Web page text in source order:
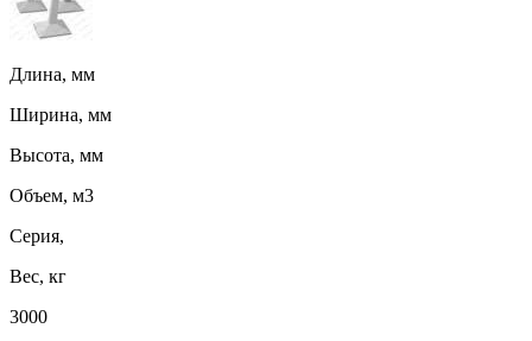
Длина, мм
Ширина, мм
Высота, мм
Объем, м3
Серия,
Вес, кг
3000